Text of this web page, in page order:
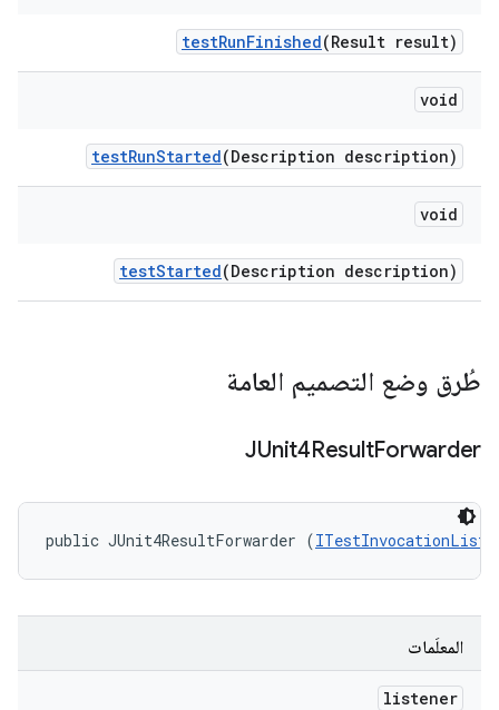
testRunFinished(Result result)
void
testRunStarted(Description description)
void
testStarted(Description description)
طُرق وضع التصميم العامة
JUnit4ResultForwarder
public JUnit4ResultForwarder (
المعلَمات
listener